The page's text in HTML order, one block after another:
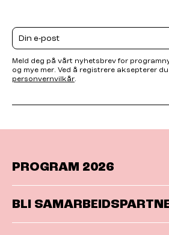
Email
Meld deg på vårt nyhetsbrev for
og mye mer. Ved å registrere aksepterer
personvernvilkår
PROGRAM 2026
BLI